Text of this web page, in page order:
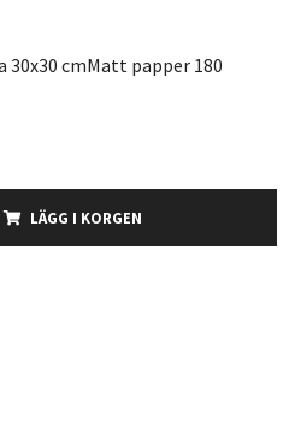
cmMatt papper 180
LÄGG I KORGEN